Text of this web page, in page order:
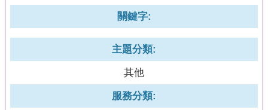
關鍵字:
主題分類:
其他
服務分類: